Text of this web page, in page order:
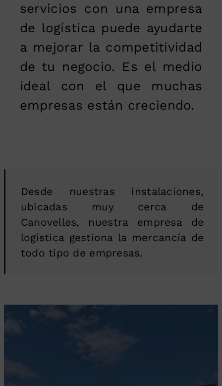
servicios con una empresa
de logística puede ayudarte
a mejorar la competitividad
de tu negocio. Es el medio
ideal con el que muchas
empresas están creciendo.
Desde nuestras instalaciones,
ubicadas muy cerca de
Canovelles, nuestra empresa de
logística gestiona la mercancía de
todo tipo de empresas.